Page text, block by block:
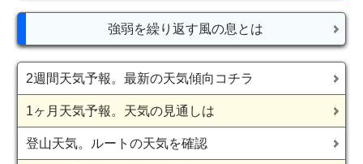
強弱を繰り返す風の息とは
2週間天気予報。最新の天気傾向コチラ
1ヶ月天気予報。天気の見通しは
登山天気。ルートの天気を確認